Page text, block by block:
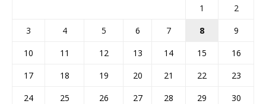
1
2
3
4 5 6 7 8
9
10
11 12 13 14 15
16
17
18 19 20 21 22
23
24
25 26 27 28 29
30